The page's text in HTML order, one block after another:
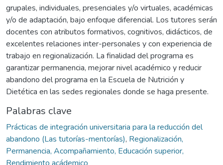
grupales, individuales, presenciales y/o virtuales, académicas
y/o de adaptación, bajo enfoque diferencial. Los tutores serán
docentes con atributos formativos, cognitivos, didácticos, de
excelentes relaciones inter-personales y con experiencia de
trabajo en regionalización. La finalidad del programa es
garantizar permanencia, mejorar nivel académico y reducir
abandono del programa en la Escuela de Nutrición y
Dietética en las sedes regionales donde se haga presente.
Palabras clave
Prácticas de integración universitaria para la reducción del
abandono (Las tutorías-mentorías), Regionalización,
Permanencia, Acompañamiento, Educación superior,